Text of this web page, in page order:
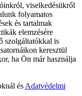
viselkedésükről
folyamatos
és tartalmak
elemzésére
szolgáltatókkal is
keresztül
ha Ön már használja
és Adatvédelmi